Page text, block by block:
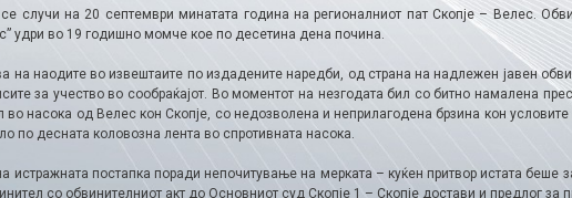
се случи на 20 септември минатата година на регионалниот пат Скопје – Велес.
удри во 19 годишно момче кое по десетина дена почина.
на наодите во извештаите по издадените наредби, од страна на надлежен јавен
за учество во сообраќајот. Во моментот на незгодата бил со битно намалена
во насока од Велес кон Скопје​, со недозволена и неприлагодена брзина кон
по десната коловозна лента во спротивната насока.
истражната постапка поради непочитување на мерката – куќен притвор истата
со обвинителниот акт до Основниот суд Скопје 1 – Скопје достави и предлог